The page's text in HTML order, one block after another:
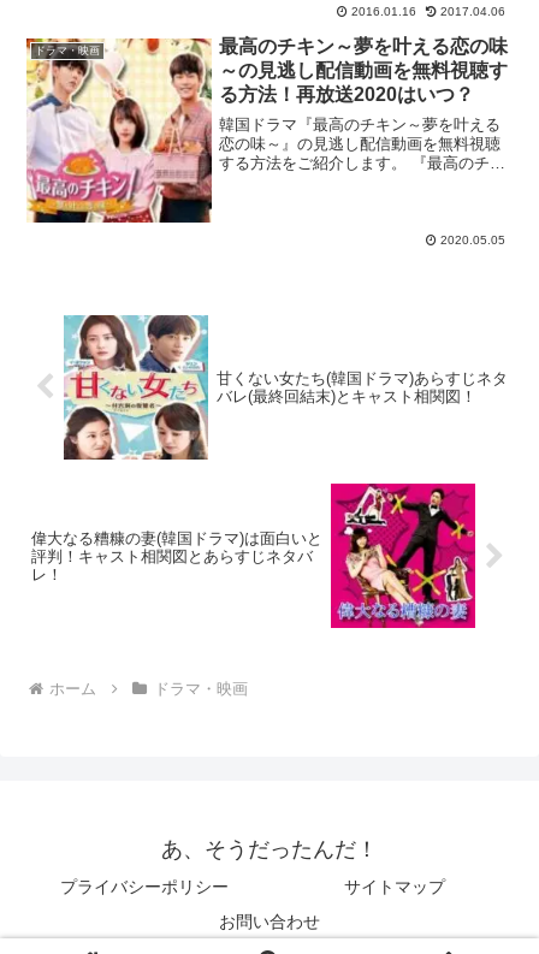
2016.01.16 2017.04.06
ドラマ・映画
最高のチキン～夢を叶える恋の味
～の見逃し配信動画を無料視聴す
る方法！再放送2020はいつ？
韓国ドラマ『最高のチキン～夢を叶える
恋の味～』の見逃し配信動画を無料視聴
する方法をご紹介します。 『最高のチキ
2020.05.05
甘くない女たち(韓国ドラマ)あらすじネタ
バレ(最終回結末)とキャスト相関図！
偉大なる糟糠の妻(韓国ドラマ)は面白いと
評判！キャスト相関図とあらすじネタバ
レ！
ホーム ドラマ・映画
あ、そうだったんだ！
プライバシーポリシー
サイトマップ
お問い合わせ